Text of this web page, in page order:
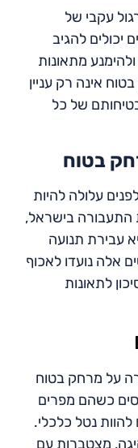
עקבי של
יכולים להגיב
ולהימנע מתאונות
אינה רק עניין
של כל
בטוח
עלולה להיות
התעבורה בישראל,
עבירת תנועה
אלה נועדו לאכוף
לתאונות
על מרחק בטוח
כשהם מפרים
נטל כלכלי.
מצטברות עם